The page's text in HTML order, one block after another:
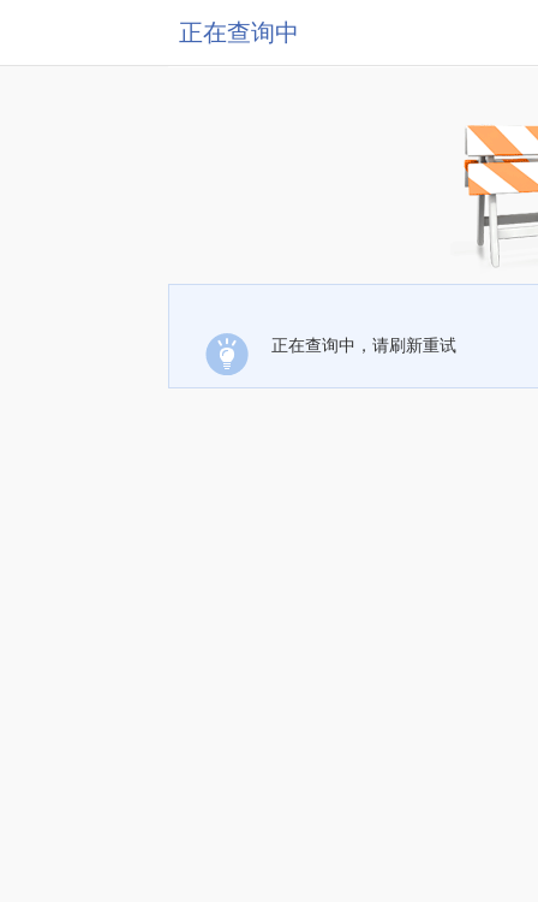
正在查询中
正在查询中，请刷新重试